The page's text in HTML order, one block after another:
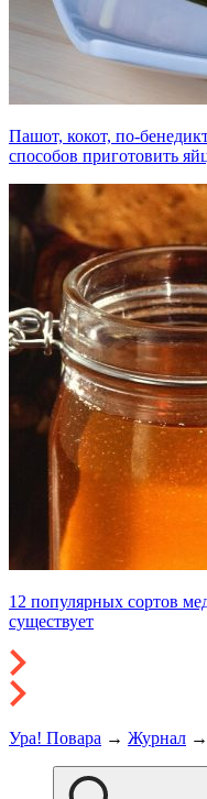
Пашот, кокот, по-
способов приготовить
12 популярных сортов
существует
Ура! Повара → Журнал →